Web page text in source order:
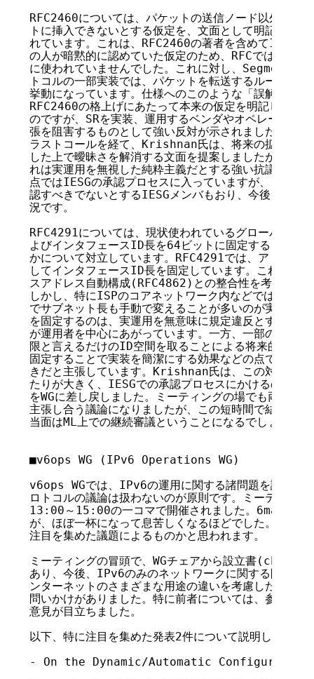
RFC2460については、パケットの送信ノード以外は
トに挿入できないとする仮定を、文面として明記する
れています。これは、RFC2460の著者を含めてIPv6の
の人が暗黙的に認めていた仮定のため、RFCでは「挿入
に使われていませんでした。これに対し、Segment
トコルの一部実装では、パケットを転送するルータが
挙動になっています。仕様へのこのような「誤解」を受
RFC2460の格上げにあたって本来の仮定を明記して曖
のですが、SRを実装、運用するベンダやオペレータか
張を阻害するものとして強い反対が示されました。WG
ラストコールを経て、Krishnan氏は、将来の拡張を否
した上で曖昧さを解消する文面を提案しましたが、ミ
れは実運用を無視した純粋主義だとする強い抗議があ
点ではIESGの承認プロセスに入っていますが、この問
認すべきでないとするIESGメンバもおり、今後どうな
況です。
RFC4291については、現状使われているグローバルア
よびインタフェースID長を64ビットに固定するという
かについて対立しています。RFC4291では、アドレス
してインタフェースID長を固定しています。これは、
スアドレス自動構成(RFC4862)との整合性を考慮した
しかし、特にISPのコアネットワーク内などでは、アド
でサブネット長も手動で変えることが多いのが実情で
を固定するのは、実運用を無意味に規定違反とするだ
が運用者を中心にあがっています。一方、一部のホス
限と言えるだけのID空間を取ることによる将来的な拡
固定することで実装を簡潔にする効果などの点で、現
きだと主張しています。Krishnan氏は、この対立点に
たりが大きく、IESGでの承認プロセスにかけるのは時
をWGに差し戻しました。ミーティングの場でも両者が
主張し合う議論になりましたが、この短時間で結論が
当面はML上での継続審議ということになるでしょう。
■v6ops WG (IPv6 Operations WG)
v6ops WGでは、IPv6の運用に関する諸問題を議論し
ロトコルの議論は扱わないのが原則です。ミーティン
13:00～15:00の一コマで開催されました。6manとは
が、ほぼ一杯になって息苦しくなるほどでした。米
注目を集めた議題によるものかと思われます。
ミーティングの冒頭で、WGチェアから設立書
あり、今後、IPv6のみのネットワークに関する問題を
ンターネットのさまざまな用途の違いを考慮した提言
問いかけがありました。特に前者については、参加者
意見が目立ちました。
以下、特に注目を集めた発表2件について説明します。
- On the Dynamic/Automatic